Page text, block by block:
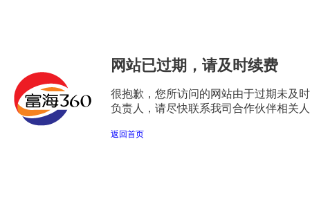
网站已过期，请及时续费
很抱歉，您所访问的网站由于过期未及
负责人，请尽快联系我司合作伙伴相关
返回首页